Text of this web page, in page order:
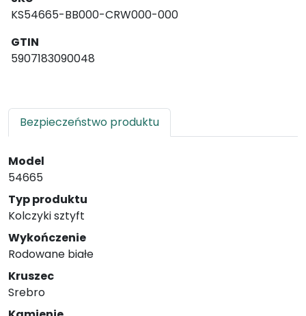
KS54665-BB000-CRW000-000
GTIN
5907183090048
Bezpieczeństwo produktu
Model
54665
Typ produktu
Kolczyki sztyft
Wykończenie
Rodowane białe
Kruszec
Srebro